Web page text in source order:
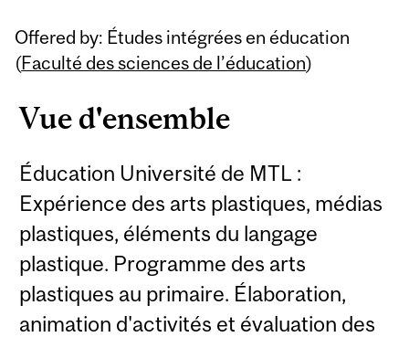
Offered by: Études intégrées en éducation
(Faculté des sciences de l’éducation)
Vue d'ensemble
Éducation Université de MTL :
Expérience des arts plastiques, médias
plastiques, éléments du langage
plastique. Programme des arts
plastiques au primaire. Élaboration,
animation d'activités et évaluation des
Related
Content